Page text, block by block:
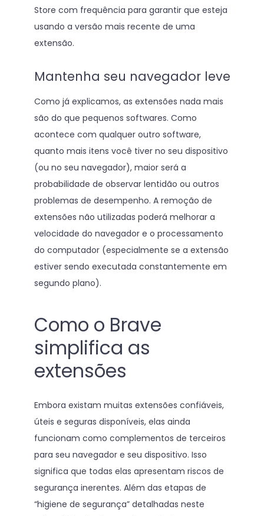
Store com frequência para garantir que esteja
usando a versão mais recente de uma
extensão.
Mantenha seu navegador leve
Como já explicamos, as extensões nada mais
são do que pequenos softwares. Como
acontece com qualquer outro software,
quanto mais itens você tiver no seu dispositivo
(ou no seu navegador), maior será a
probabilidade de observar lentidão ou outros
problemas de desempenho. A remoção de
extensões não utilizadas poderá melhorar a
velocidade do navegador e o processamento
do computador (especialmente se a extensão
estiver sendo executada constantemente em
segundo plano).
Como o Brave
simplifica as
extensões
Embora existam muitas extensões confiáveis,
úteis e seguras disponíveis, elas ainda
funcionam como complementos de terceiros
para seu navegador e seu dispositivo. Isso
significa que todas elas apresentam riscos de
segurança inerentes. Além das etapas de
“higiene de segurança” detalhadas neste